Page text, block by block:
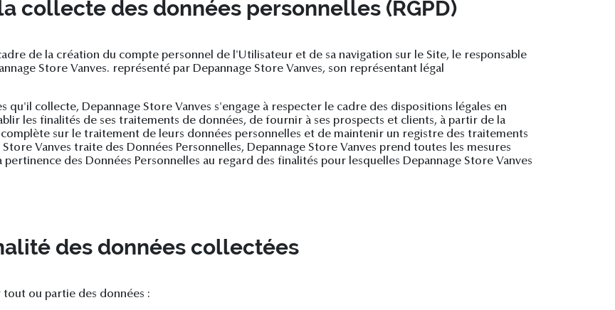
collecte des données personnelles (RGPD)
de la création du compte personnel de l'Utilisateur et de sa navigation sur le Site, le responsable
Store Vanves. représenté par Depannage Store Vanves, son représentant légal
qu'il collecte, Depannage Store Vanves s'engage à respecter le cadre des dispositions légales en
les finalités de ses traitements de données, de fournir à ses prospects et clients, à partir de la
sur le traitement de leurs données personnelles et de maintenir un registre des traitements
Vanves traite des Données Personnelles, Depannage Store Vanves prend toutes les mesures
des Données Personnelles au regard des finalités pour lesquelles Depannage Store Vanves
des données collectées
tout ou partie des données :